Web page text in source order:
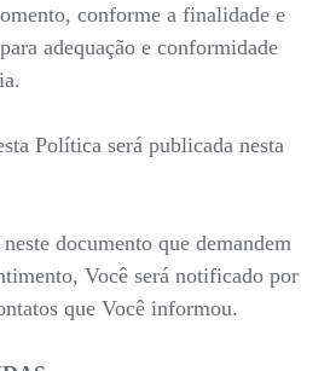
conforme a finalidade e
adequação e conformidade
Política será publicada nesta
documento que demandem
Você será notificado por
que Você informou.